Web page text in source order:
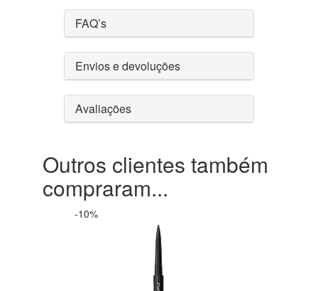
FAQ’s
Envios e devoluções
Avaliações
Outros clientes também
compraram...
-10%